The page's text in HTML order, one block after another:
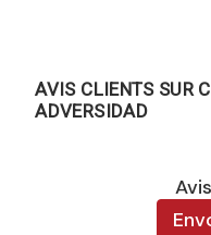
AVIS CLIENTS SUR
ADVERSIDAD